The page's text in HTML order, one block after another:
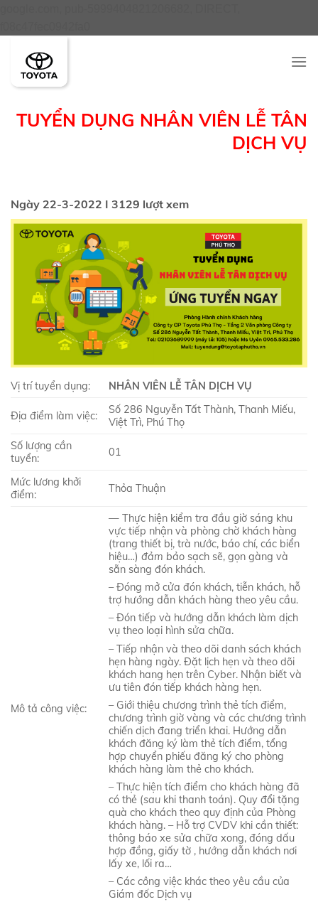
TUYỂN DỤNG NHÂN VIÊN LỄ TÂN
DỊCH VỤ
Ngày 22-3-2022 I 3129 lượt xem
Vị trí tuyển dụng: NHÂN VIÊN LỄ TÂN DỊCH VỤ
Địa điểm làm việc:
Số 286 Nguyễn Tất Thành, Thanh Miếu,
Việt Trì, Phú Thọ
Số lượng cần
tuyển:
01
Mức lương khởi
điểm:
Thỏa Thuận
Mô tả công việc:
— Thực hiện kiểm tra đầu giờ sáng khu
vực tiếp nhận và phòng chờ khách hàng
(trang thiết bị, trà nước, báo chí, các biển
hiệu…) đảm bảo sạch sẽ, gọn gàng và
sẵn sàng đón khách.
– Đóng mở cửa đón khách, tiễn khách, hỗ
trợ hướng dẫn khách hàng theo yêu cầu.
– Đón tiếp và hướng dẫn khách làm dịch
vụ theo loại hình sửa chữa.
– Tiếp nhận và theo dõi danh sách khách
hẹn hàng ngày. Đặt lịch hẹn và theo dõi
khách hang hẹn trên Cyber. Nhận biết và
ưu tiên đón tiếp khách hàng hẹn.
– Giới thiệu chương trình thẻ tích điểm,
chương trình giờ vàng và các chương trình
chiến dịch đang triển khai. Hướng dẫn
khách đăng ký làm thẻ tích điểm, tổng
hợp chuyển phiếu đăng ký cho phòng
khách hàng làm thẻ cho khách.
– Thực hiện tích điểm cho khách hàng đã
có thẻ (sau khi thanh toán). Quy đổi tặng
quà cho khách theo quy định của Phòng
khách hàng. – Hỗ trợ CVDV khi cần thiết:
thông báo xe sửa chữa xong, đóng dấu
hợp đồng, giấy tờ , hướng dẫn khách nơi
lấy xe, lối ra…
– Cáccông việc khác theo yêu cầu của
Giám đốc Dịch vụ